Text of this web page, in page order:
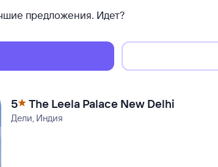
предложения. Идет?
5 The Leela Palace New Delhi
Дели, Индия